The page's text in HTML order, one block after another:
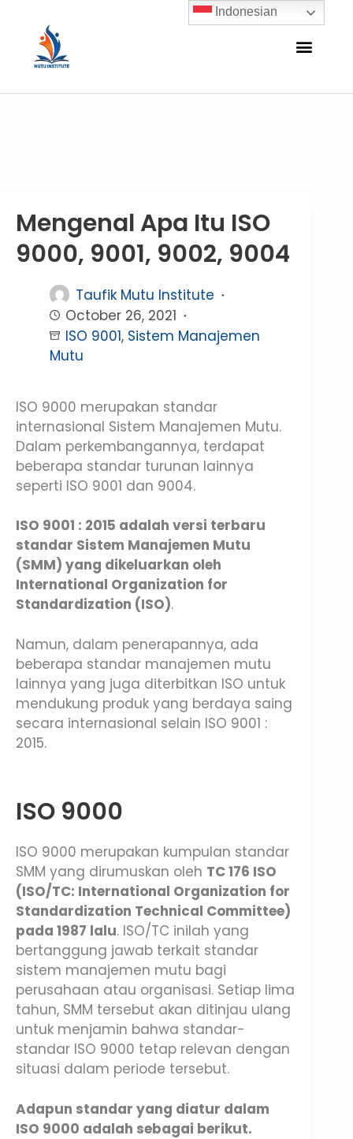
Mengenal Apa Itu ISO
9000, 9001, 9002, 9004
Taufik Mutu Institute
October 26, 2021
ISO 9001, Sistem Manajemen
Mutu
ISO 9000 merupakan standar
internasional Sistem Manajemen Mutu.
Dalam perkembangannya, terdapat
beberapa standar turunan lainnya
seperti ISO 9001 dan 9004.
ISO 9001 : 2015 adalah versi terbaru
standar Sistem Manajemen Mutu
(SMM) yang dikeluarkan oleh
International Organization for
Standardization (ISO).
Namun, dalam penerapannya, ada
beberapa standar manajemen mutu
lainnya yang juga diterbitkan ISO untuk
mendukung produk yang berdaya saing
secara internasional selain ISO 9001 :
2015.
ISO 9000
ISO 9000 merupakan kumpulan standar
SMM yang dirumuskan oleh TC 176 ISO
(ISO/TC: International Organization for
Standardization Technical Committee)
pada 1987 lalu. ISO/TC inilah yang
bertanggung jawab terkait standar
sistem manajemen mutu bagi
perusahaan atau organisasi. Setiap lima
tahun, SMM tersebut akan ditinjau ulang
untuk menjamin bahwa standar-
standar ISO 9000 tetap relevan dengan
situasi dalam periode tersebut.
Adapun standar yang diatur dalam
ISO 9000 adalah sebagai berikut.
Indonesian